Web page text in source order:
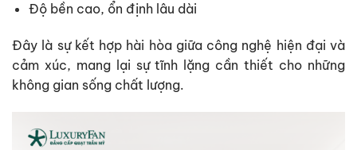
Độ bền cao, ổn định lâu dài
Đây là sự kết hợp hài hòa giữa công nghệ hiện đại và
cảm xúc, mang lại sự tĩnh lặng cần thiết cho những
không gian sống chất lượng.